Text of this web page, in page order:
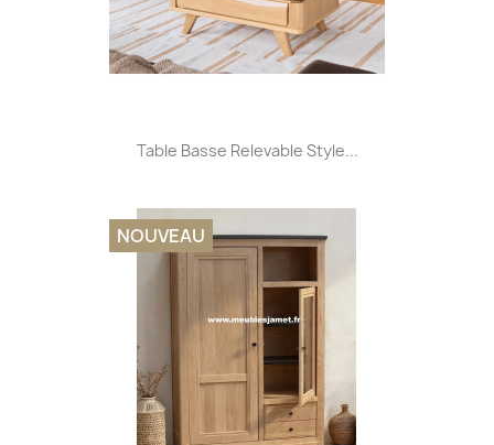
Table Basse Relevable Style...
NOUVEAU